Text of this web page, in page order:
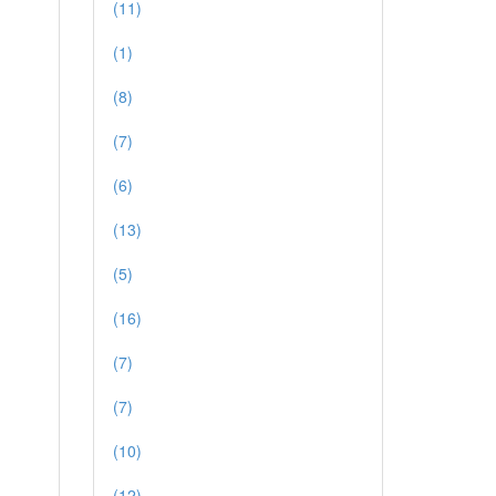
(11)
(1)
(8)
(7)
(6)
(13)
(5)
(16)
(7)
(7)
(10)